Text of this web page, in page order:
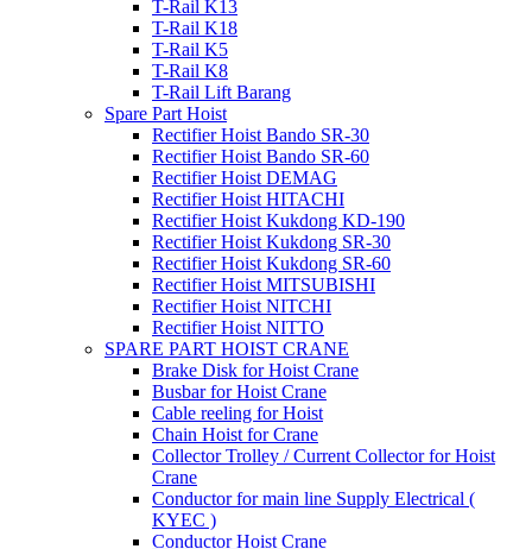
T-Rail K13
T-Rail K18
T-Rail K5
T-Rail K8
T-Rail Lift Barang
Spare Part Hoist
Rectifier Hoist Bando SR-30
Rectifier Hoist Bando SR-60
Rectifier Hoist DEMAG
Rectifier Hoist HITACHI
Rectifier Hoist Kukdong KD-190
Rectifier Hoist Kukdong SR-30
Rectifier Hoist Kukdong SR-60
Rectifier Hoist MITSUBISHI
Rectifier Hoist NITCHI
Rectifier Hoist NITTO
SPARE PART HOIST CRANE
Brake Disk for Hoist Crane
Busbar for Hoist Crane
Cable reeling for Hoist
Chain Hoist for Crane
Collector Trolley / Current Collector for Hoist
Crane
Conductor for main line Supply Electrical (
KYEC )
Conductor Hoist Crane